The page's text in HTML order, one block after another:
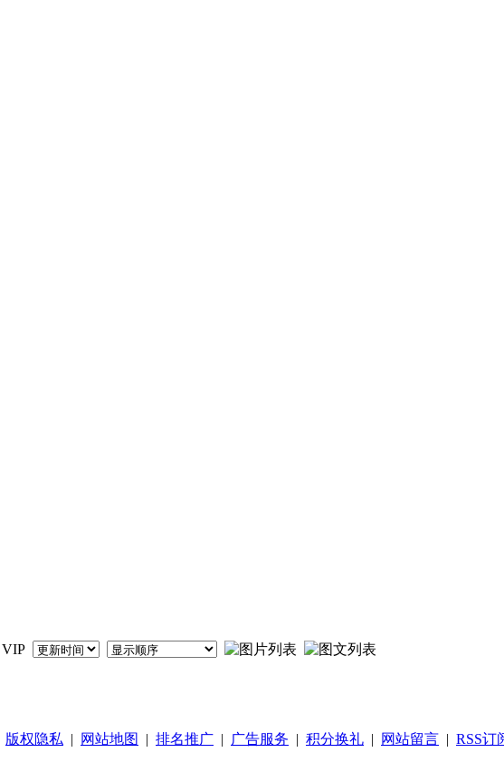
VIP
版权隐私 | 网站地图 | 排名推广 | 广告服务 | 积分换礼 | 网站留言 | RSS订